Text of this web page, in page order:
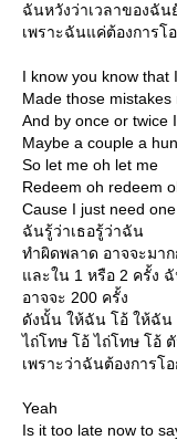
ฉันหวังว่าเวลาของฉั
เพราะฉันแค่ต้องการ
I know you know that I
Made those
And by once or twice
Maybe a couple a
So let me oh let me
Redeem oh redeem
Cause I just need
ฉันรู้ว่าเธอรู้ว่าฉัน
ทำผิดพลาด อาจจะมา
ละใน 1 หรือ 2 ครั้ง ฉั
อาจจะ 200 ครั้ง
ดังนั้น ให้ฉัน โอ้ ให้ฉัน
ไถ่โทษ โอ้ ไถ่โทษ โอ้
เพราะว่าฉันต้องการโ
Yeah
Is it too late now to